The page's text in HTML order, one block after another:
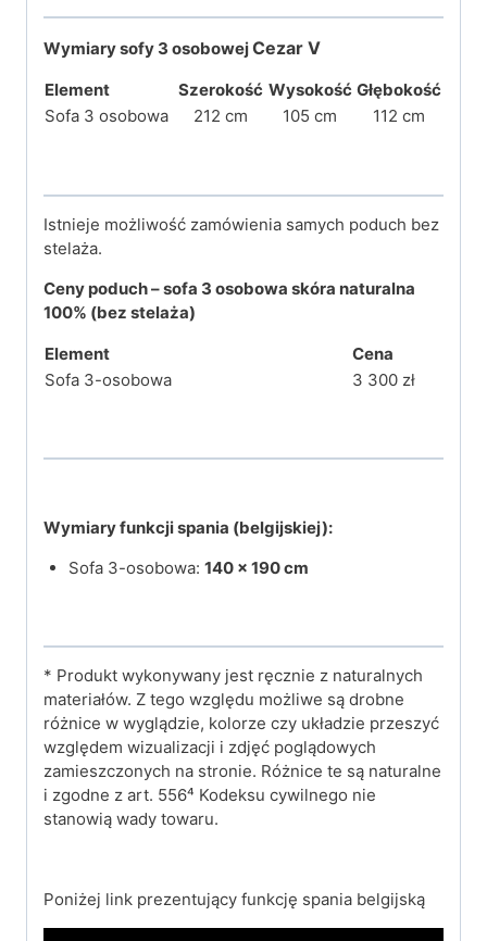
Wymiary sofy 3 osobowejCezar V
Element Szerokość Wysokość Głębokość
Sofa 3 osobowa
212 cm 105 cm 112 cm
Istnieje możliwość zamówienia samych poduch bez
stelaża.
Ceny poduch– sofa 3 osobowa skóra naturalna
100% (bez stelaża)
Element
Cena
Sofa 3-osobowa
3 300 zł
Wymiary funkcji spania (belgijskiej):
Sofa 3-osobowa: 140 × 190 cm
* Produkt wykonywany jest ręcznie z naturalnych
materiałów. Z tego względu możliwe są drobne
różnice w wyglądzie, kolorze czy układzie przeszyć
względem wizualizacji i zdjęć poglądowych
zamieszczonych na stronie. Różnice te są naturalne
i zgodne z art. 556⁴ Kodeksu cywilnego nie
stanowią wady towaru.
Poniżej link prezentujący funkcję spania belgijską